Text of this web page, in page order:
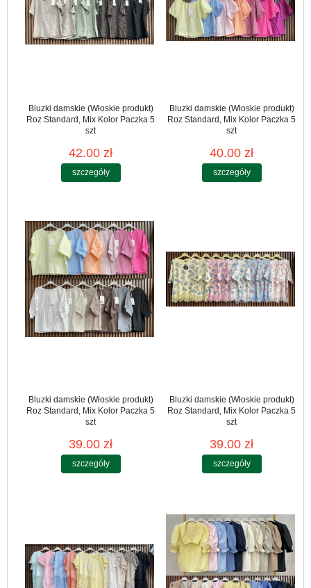
Bluzki damskie (Włoskie produkt)
Roz Standard, Mix Kolor Paczka 5
szt
42.00 zł
szczegóły
Bluzki damskie (Włoskie produkt)
Roz Standard, Mix Kolor Paczka 5
szt
40.00 zł
szczegóły
Bluzki damskie (Włoskie produkt)
Roz Standard, Mix Kolor Paczka 5
szt
39.00 zł
szczegóły
Bluzki damskie (Włoskie produkt)
Roz Standard, Mix Kolor Paczka 5
szt
39.00 zł
szczegóły